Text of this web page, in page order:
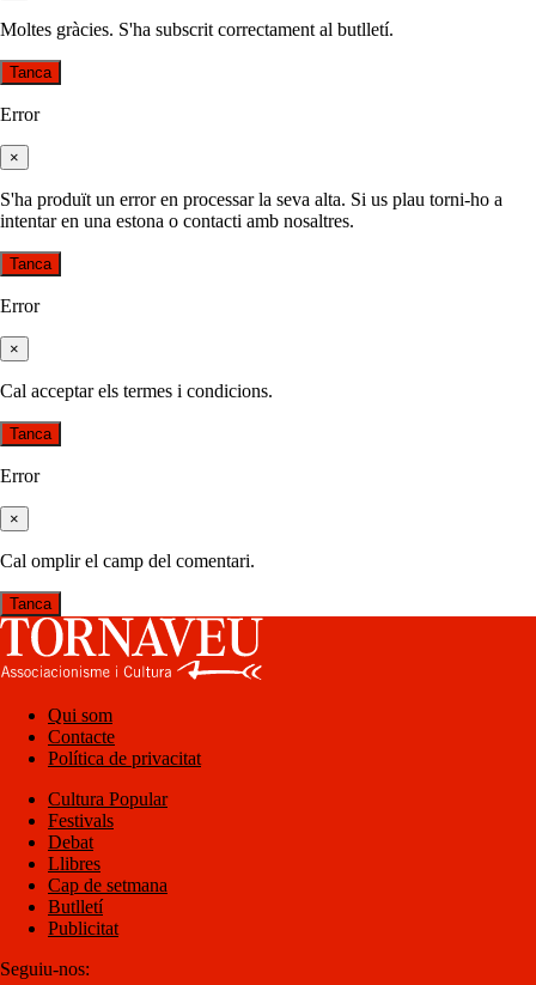
Moltes gràcies. S'ha subscrit correctament al butlletí.
Tanca
Error
×
S'ha produït un error en processar la seva alta. Si us plau torni-ho a
intentar en una estona o contacti amb nosaltres.
Tanca
Error
×
Cal acceptar els termes i condicions.
Tanca
Error
×
Cal omplir el camp del comentari.
Tanca
Qui som
Contacte
Política de privacitat
Cultura Popular
Festivals
Debat
Llibres
Cap de setmana
Butlletí
Publicitat
Seguiu-nos: